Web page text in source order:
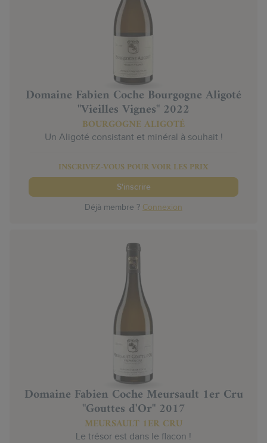
Domaine Fabien Coche Bourgogne Aligoté
"Vieilles Vignes" 2022
BOURGOGNE ALIGOTÉ
Un Aligoté consistant et minéral à souhait !
INSCRIVEZ-VOUS POUR VOIR LES PRIX
S'inscrire
Déjà membre ? Connexion
Domaine Fabien Coche Meursault 1er Cru
"Gouttes d'Or" 2017
MEURSAULT 1ER CRU
Le trésor est dans le flacon !